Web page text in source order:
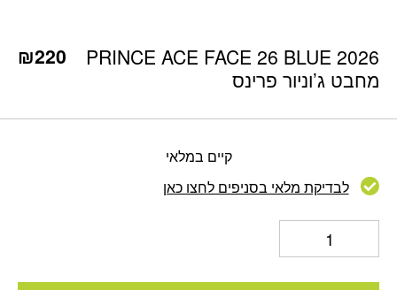
PRINCE ACE FACE 26 BLUE 2026
מחבט ג’וניור פרינס
₪220
קיים במלאי
לבדיקת מלאי בסניפים לחצו כאן